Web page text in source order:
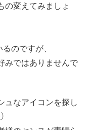
の変えてみましょ
のですが、
みではありませんで
ュなアイコンを探し